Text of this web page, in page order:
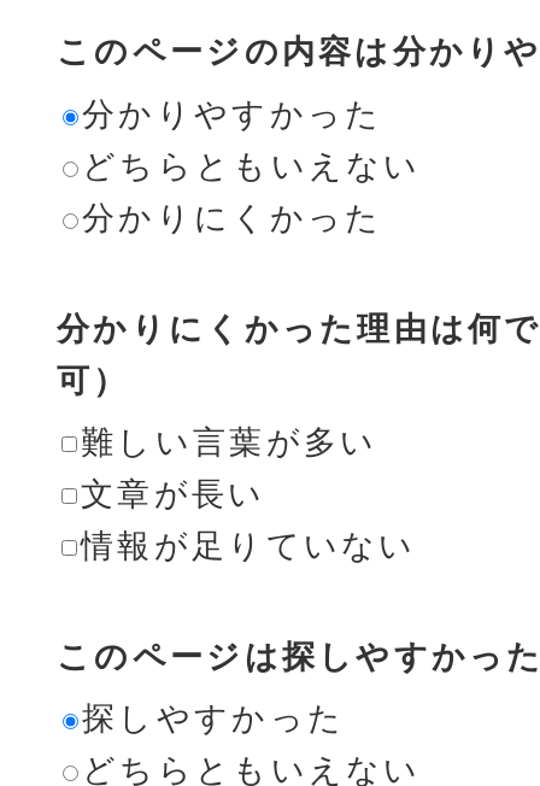
このページの内容は分かり
分かりやすかった
どちらともいえない
分かりにくかった
分かりにくかった理由は何
可）
難しい言葉が多い
文章が長い
情報が足りていない
このページは探しやすかっ
探しやすかった
どちらともいえない